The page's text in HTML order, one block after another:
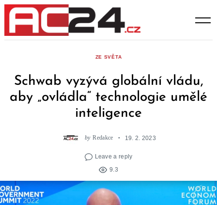
Skip
content
ZE SVĚTA
Schwab vyzývá globální vládu,
aby „ovládla“ technologie umělé
inteligence
by Redakce 19. 2. 2023
Leave a reply
9.3